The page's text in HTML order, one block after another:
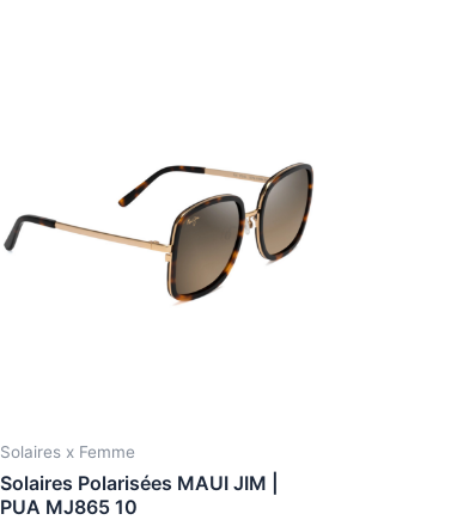
Solaires x Femme
Solaires Polarisées MAUI JIM |
PUA MJ865 10